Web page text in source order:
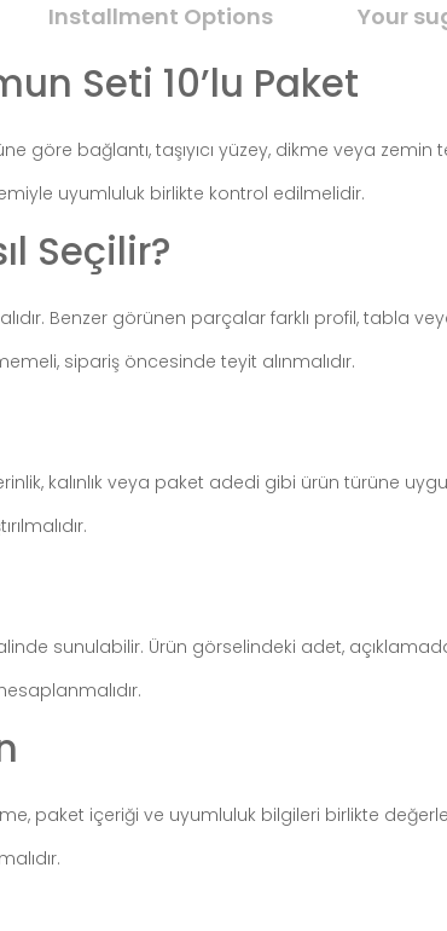
Installment Options Your
Seti 10’lu Paket
göre bağlantı, taşıyıcı yüzey, dikme veya
uyumluluk birlikte kontrol edilmelidir.
Seçilir?
Benzer görünen parçalar farklı profil, tabla
sipariş öncesinde teyit alınmalıdır.
kalınlık veya paket adedi gibi ürün türüne
sunulabilir. Ürün görselindeki adet,
paket içeriği ve uyumluluk bilgileri birlikte